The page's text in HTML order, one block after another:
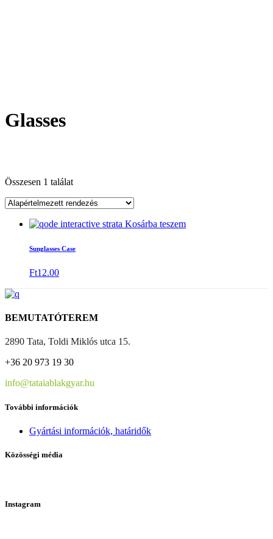
Glasses
Összesen 1 találat
Kosárba teszem
Sunglasses Case
Ft12.00
BEMUTATÓTEREM
2890 Tata, Toldi Miklós utca 15.
+36 20 973 19 30
info@tataiablakgyar.hu
További információk
Gyártási információk, határidők
Közösségi média
Instagram